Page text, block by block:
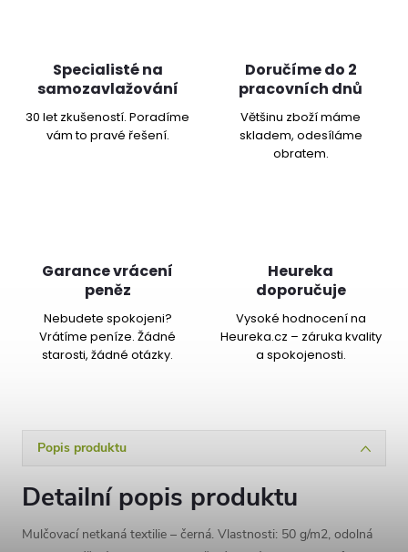
Specialisté na
samozavlažování
30 let zkušeností. Poradíme
vám to pravé řešení.
Doručíme do 2
pracovních dnů
Většinu zboží máme
skladem, odesíláme
obratem.
Garance vrácení
peněz
Nebudete spokojeni?
Vrátíme peníze. Žádné
starosti, žádné otázky.
Heureka
doporučuje
Vysoké hodnocení na
Heureka.cz – záruka kvality
a spokojenosti.
Popis produktu
Detailní popis produktu
Mulčovací netkaná textilie – černá. Vlastnosti: 50 g/m2, odolná